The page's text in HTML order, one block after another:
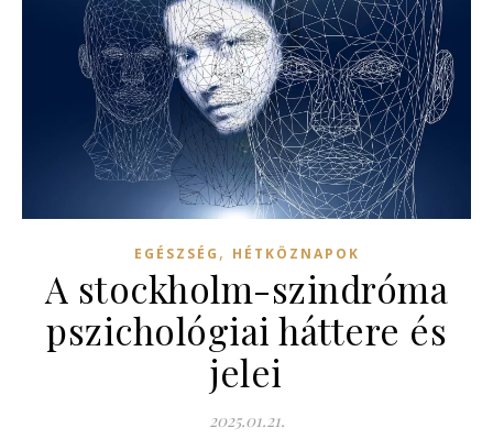
EGÉSZSÉG , HÉTKÖZNAPOK
A stockholm-szindróma
pszichológiai háttere és
jelei
2025.01.21.